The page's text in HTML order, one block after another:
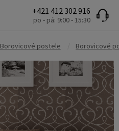
+421 412 302 916
po - pá: 9:00 - 15:30
Borovicové postele Borovicové